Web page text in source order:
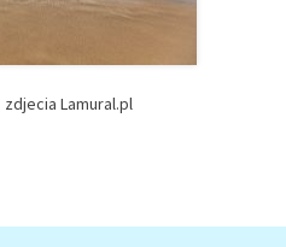
Lamural.pl